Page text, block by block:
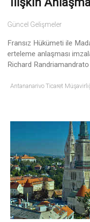
Güncel Gelişmeler
Fransız Hükümeti ile
erteleme anlaşması
Richard Randriamandrato
Antananarivo Ticaret